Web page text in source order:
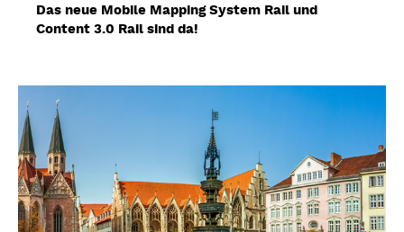
Das neue Mobile Mapping System Rail und
Content 3.0 Rail sind da!